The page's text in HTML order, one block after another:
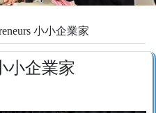
小小企業家
小企業家